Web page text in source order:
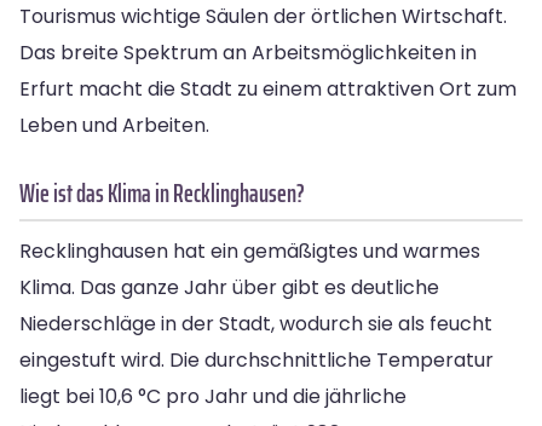
Tourismus wichtige Säulen der örtlichen Wirtschaft.
Das breite Spektrum an Arbeitsmöglichkeiten in
Erfurt macht die Stadt zu einem attraktiven Ort zum
Leben und Arbeiten.
Wie ist das Klima in Recklinghausen?
Recklinghausen hat ein gemäßigtes und warmes
Klima. Das ganze Jahr über gibt es deutliche
Niederschläge in der Stadt, wodurch sie als feucht
eingestuft wird. Die durchschnittliche Temperatur
liegt bei 10,6 °C pro Jahr und die jährliche